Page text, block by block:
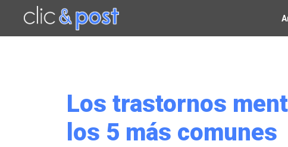
Los trastornos
los 5 más comunes